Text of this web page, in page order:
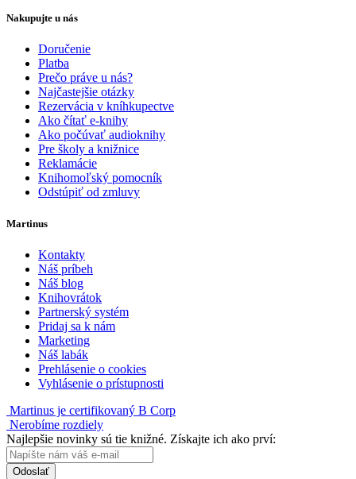
Nakupujte u nás
Doručenie
Platba
Prečo práve u nás?
Najčastejšie otázky
Rezervácia v kníhkupectve
Ako čítať e-knihy
Ako počúvať audioknihy
Pre školy a knižnice
Reklamácie
Knihomoľský pomocník
Odstúpiť od zmluvy
Martinus
Kontakty
Náš príbeh
Náš blog
Knihovrátok
Partnerský systém
Pridaj sa k nám
Marketing
Náš labák
Prehlásenie o cookies
Vyhlásenie o prístupnosti
Martinus je certifikovaný B Corp
Nerobíme rozdiely
Najlepšie novinky sú tie knižné. Získajte ich ako prví:
Odoslať